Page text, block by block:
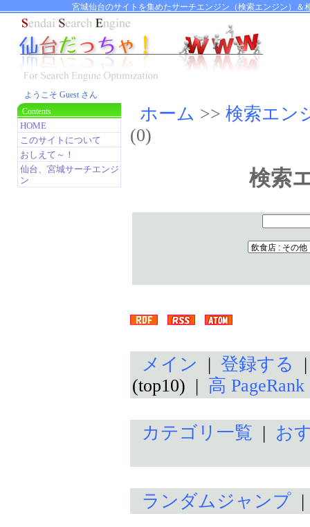
宮城仙台のサイトを集めたサーチエンジン（検索エンジン）
ようこそ Guest さん
Contents
HOME
このサイトについて
おしえて～！
仙台、宮城サーチエンジ
ン
ホーム >> 検索エン
(0)
検索
メイン | 登録する
(top10) | 高
カテゴリ一覧 | お
ランダムジャンプ